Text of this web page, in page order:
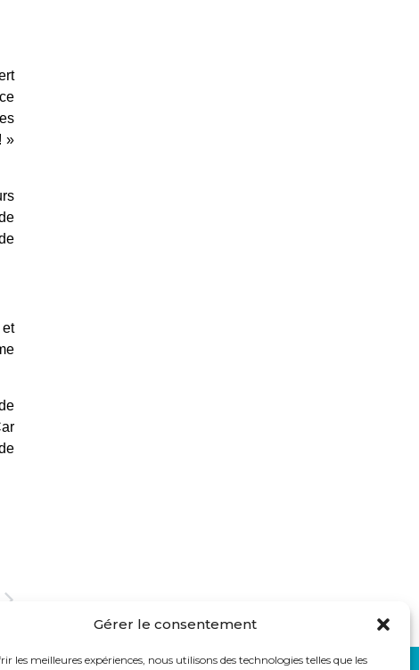
Gérer le consentement
les meilleures expériences, nous utilisons des technologies telles que les
»